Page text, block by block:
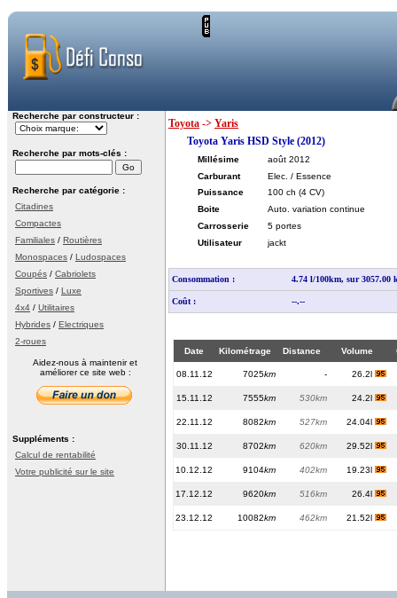
Recherche par constructeur :
Recherche par mots-clés :
Recherche par catégorie :
Citadines
Compactes
Familiales / Routières
Monospaces / Ludospaces
Coupés / Cabriolets
Sportives / Luxe
4x4 / Utilitaires
Hybrides / Electriques
2-roues
Aidez-nous à maintenir et
améliorer ce site web :
Suppléments :
Calcul de rentabilité
Votre publicité sur le site
Toyota -> Yaris
Toyota Yaris HSD Style (2012)
Millésime
août 2012
Carburant
Elec. / Essence
Puissance
100 ch (4 CV)
Boite
Auto. variation continue
Carrosserie
5 portes
Utilisateur
jackt
Consommation : 4.74 l/100km, sur 3057.00
Coût : --.--
Date Kilométrage Distance Volume
08.11.12 7025km - 26.2l
15.11.12 7555km 530km 24.2l
22.11.12 8082km 527km 24.04l
30.11.12 8702km 620km 29.52l
10.12.12 9104km 402km 19.23l
17.12.12 9620km 516km 26.4l
23.12.12 10082km 462km 21.52l